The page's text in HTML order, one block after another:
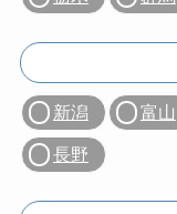
新潟 富山
長野